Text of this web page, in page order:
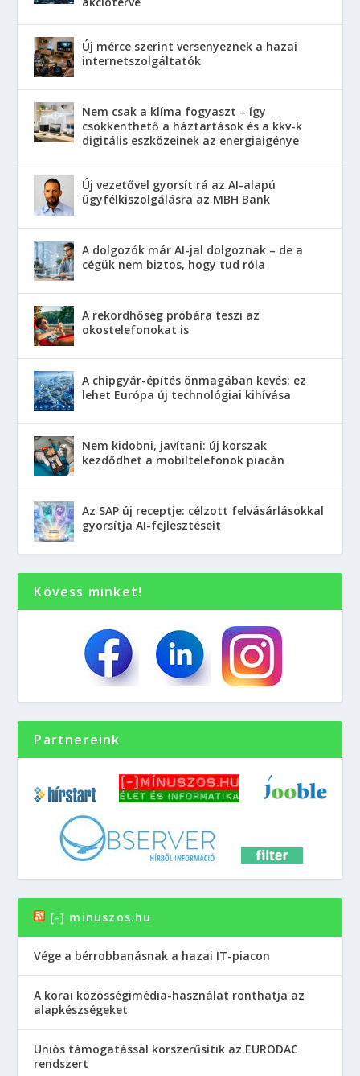
Új mérce szerint versenyeznek a hazai
internetszolgáltatók
Nem csak a klíma fogyaszt – így
csökkenthető a háztartások és a kkv-k
digitális eszközeinek az energiaigénye
Új vezetővel gyorsít rá az AI-alapú
ügyfélkiszolgálásra az MBH Bank
A dolgozók már AI-jal dolgoznak – de a
cégük nem biztos, hogy tud róla
A rekordhőség próbára teszi az
okostelefonokat is
A chipgyár-építés önmagában kevés: ez
lehet Európa új technológiai kihívása
Nem kidobni, javítani: új korszak
kezdődhet a mobiltelefonok piacán
Az SAP új receptje: célzott felvásárlásokkal
gyorsítja AI-fejlesztéseit
Kövess minket!
Partnereink
[-] minuszos.hu
Vége a bérrobbanásnak a hazai IT-piacon
A korai közösségimédia-használat ronthatja az
alapkészségeket
Uniós támogatással korszerűsítik az EURODAC
rendszert